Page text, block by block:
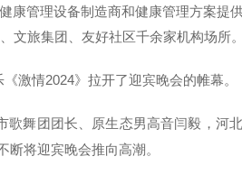
康管理设备制造商和健康管理方案提
文旅集团、友好社区千余家机构场所。
激情2024》拉开了迎宾晚会的帷幕。
舞团团长、原生态男高音闫毅，河
将迎宾晚会推向高潮。